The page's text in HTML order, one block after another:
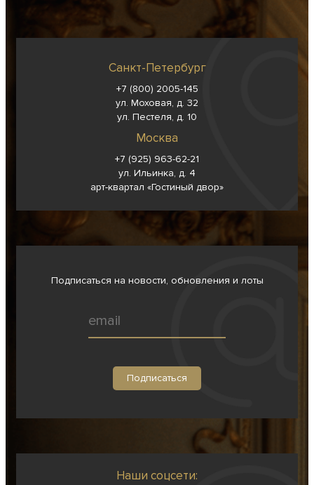
Санкт-Петербург
+7 (800) 2005-145
ул. Моховая, д. 32
ул. Пестеля, д. 10
Москва
+7 (925) 963-62-21
ул. Ильинка, д. 4
арт-квартал «Гостиный двор»
Подписаться на новости, обновления и лоты
Наши соцсети: